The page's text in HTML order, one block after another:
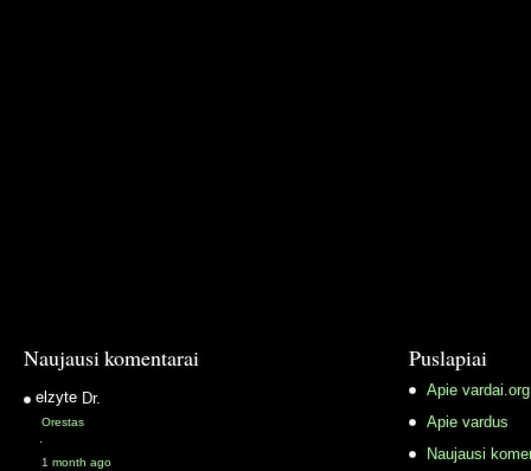
Naujausi komentarai
elzyte Dr.
Orestas
·
1 month ago
Puslapiai
Apie vardai.org
Apie vardus
Naujausi